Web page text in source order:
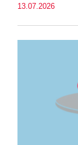
13.07.2026